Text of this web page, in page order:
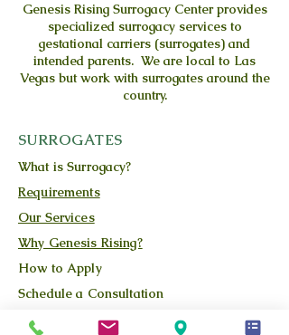
Genesis RisingSurrogacy Center provides
specialized surrogacy services to
gestational carriers (surrogates) and
intended parents. We are local to Las
Vegas but work with surrogates around the
country.
SURROGATES
What is Surrogacy?
Requirements
Our Services
Why Genesis Rising?
How to Apply
Schedule a Consultation
New York Surrogates